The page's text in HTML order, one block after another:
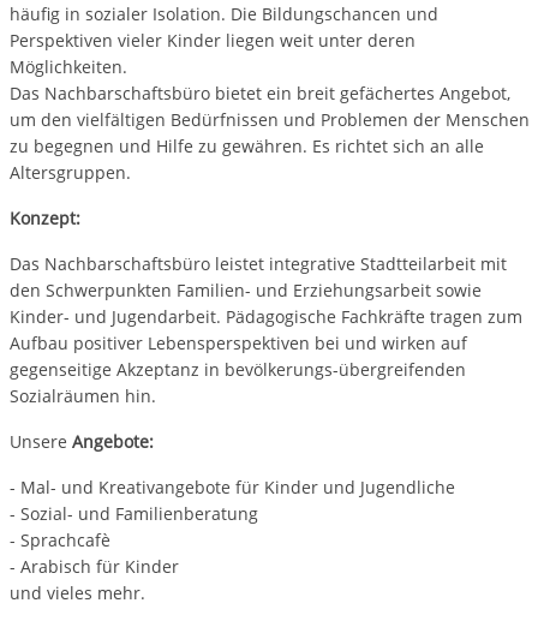
häufig in sozialer Isolation. Die Bildungschancen und
Perspektiven vieler Kinder liegen weit unter deren
Möglichkeiten.
Das Nachbarschaftsbüro bietet ein breit gefächertes Angebot,
um den vielfältigen Bedürfnissen und Problemen der Menschen
zu begegnen und Hilfe zu gewähren. Es richtet sich an alle
Altersgruppen.
Konzept:
Das Nachbarschaftsbüro leistet integrative Stadtteilarbeit mit
den Schwerpunkten Familien- und Erziehungsarbeit sowie
Kinder- und Jugendarbeit. Pädagogische Fachkräfte tragen zum
Aufbau positiver Lebensperspektiven bei und wirken auf
gegenseitige Akzeptanz in bevölkerungs-übergreifenden
Sozialräumen hin.
Unsere Angebote:
- Mal- und Kreativangebote für Kinder und Jugendliche
- Sozial- und Familienberatung
- Sprachcafè
- Arabisch für Kinder
und vieles mehr.